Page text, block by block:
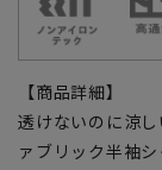
【商品詳細】
透けないのに涼
ァブリック半袖シ